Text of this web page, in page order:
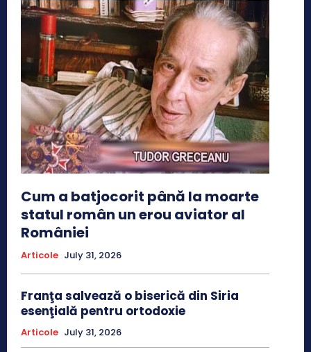
Cum a batjocorit până la moarte
statul român un erou aviator al
României
Articole July 31, 2026
Franţa salvează o biserică din Siria
esenţială pentru ortodoxie
Articole July 31, 2026